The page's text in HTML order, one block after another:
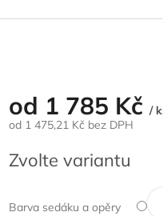
od 1 785 Kč /
od 1 475,21 Kč bez DPH
cena:
Zvolte variantu
Barva sedáku a opěry